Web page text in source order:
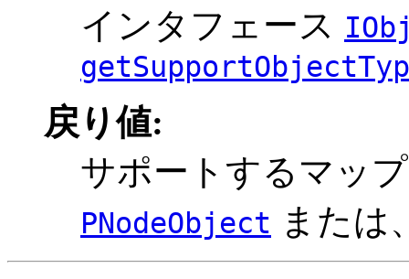
インタフェース
戻り値:
サポートするマッ
PNodeObject または